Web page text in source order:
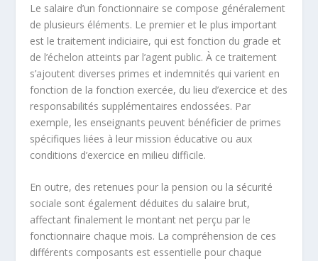
Le salaire d’un fonctionnaire se compose généralement
de plusieurs éléments. Le premier et le plus important
est le traitement indiciaire, qui est fonction du grade et
de l’échelon atteints par l’agent public. À ce traitement
s’ajoutent diverses primes et indemnités qui varient en
fonction de la fonction exercée, du lieu d’exercice et des
responsabilités supplémentaires endossées. Par
exemple, les enseignants peuvent bénéficier de primes
spécifiques liées à leur mission éducative ou aux
conditions d’exercice en milieu difficile.
En outre, des retenues pour la pension ou la sécurité
sociale sont également déduites du salaire brut,
affectant finalement le montant net perçu par le
fonctionnaire chaque mois. La compréhension de ces
différents composants est essentielle pour chaque